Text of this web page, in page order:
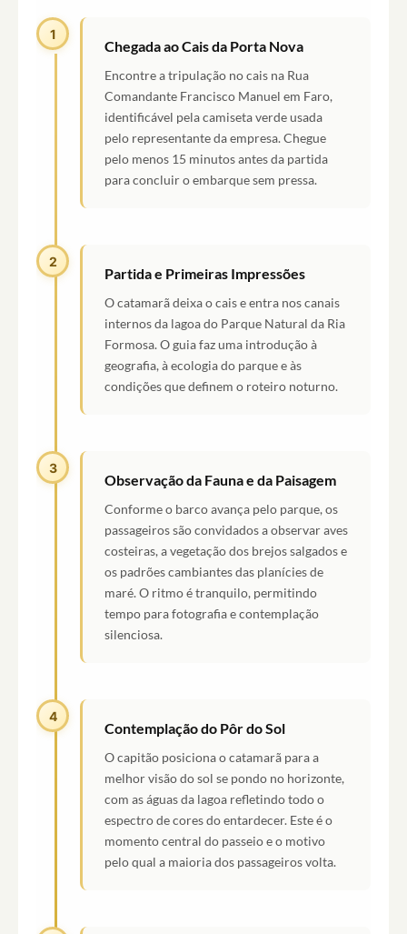
1
Chegada ao Cais da Porta Nova
Encontre a tripulação no cais na Rua
Comandante Francisco Manuel em Faro,
identificável pela camiseta verde usada
pelo representante da empresa. Chegue
pelo menos 15 minutos antes da partida
para concluir o embarque sem pressa.
2
Partida e Primeiras Impressões
O catamarã deixa o cais e entra nos canais
internos da lagoa do Parque Natural da Ria
Formosa. O guia faz uma introdução à
geografia, à ecologia do parque e às
condições que definem o roteiro noturno.
3
Observação da Fauna e da Paisagem
Conforme o barco avança pelo parque, os
passageiros são convidados a observar aves
costeiras, a vegetação dos brejos salgados e
os padrões cambiantes das planícies de
maré. O ritmo é tranquilo, permitindo
tempo para fotografia e contemplação
silenciosa.
4
Contemplação do Pôr do Sol
O capitão posiciona o catamarã para a
melhor visão do sol se pondo no horizonte,
com as águas da lagoa refletindo todo o
espectro de cores do entardecer. Este é o
momento central do passeio e o motivo
pelo qual a maioria dos passageiros volta.